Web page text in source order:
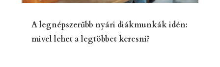
A legnépszerűbb nyári diákmunkák idén:
mivel lehet a legtöbbet keresni?